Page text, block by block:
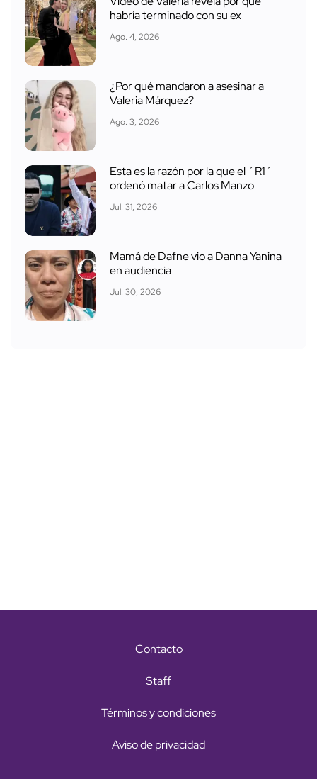
habría terminado con su ex
Ago. 4, 2026
¿Por qué mandaron a asesinar a
Valeria Márquez?
Ago. 3, 2026
Esta es la razón por la que el ´R1´
ordenó matar a Carlos Manzo
Jul. 31, 2026
Mamá de Dafne vio a Danna Yanina
en audiencia
Jul. 30, 2026
Contacto
Staff
Términos y condiciones
Aviso de privacidad